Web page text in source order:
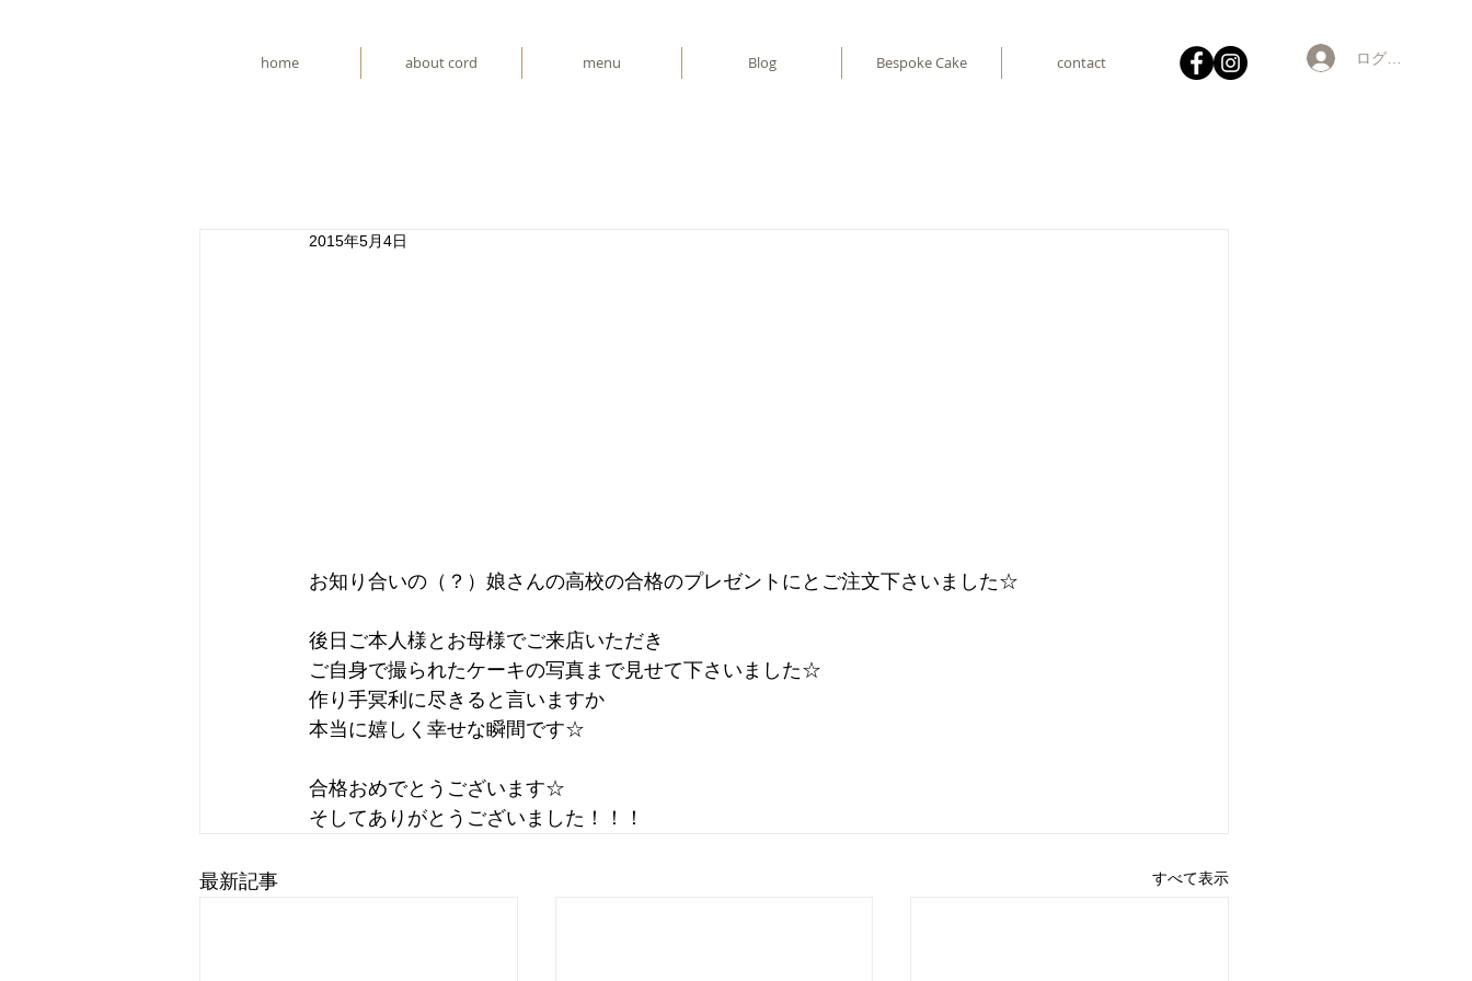
home about cord menu Blog Bespoke Cake contact ログイン
2015年5月4日
お知り合いの（？）娘さんの高校の合格のプレゼントにとご注文下さいました☆
後日ご本人様とお母様でご来店いただき
ご自身で撮られたケーキの写真まで見せて下さいました☆
作り手冥利に尽きると言いますか
本当に嬉しく幸せな瞬間です☆
合格おめでとうございます☆
そしてありがとうございました！！！
最新記事 すべて表示